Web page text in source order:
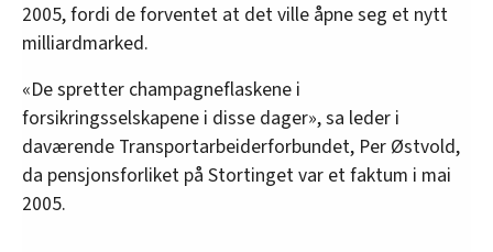
2005, fordi de forventet at det ville åpne seg et nytt
milliardmarked.
«De spretter champagneflaskene i
forsikringsselskapene i disse dager», sa leder i
daværende Transportarbeiderforbundet, Per Østvold,
da pensjonsforliket på Stortinget var et faktum i mai
2005.